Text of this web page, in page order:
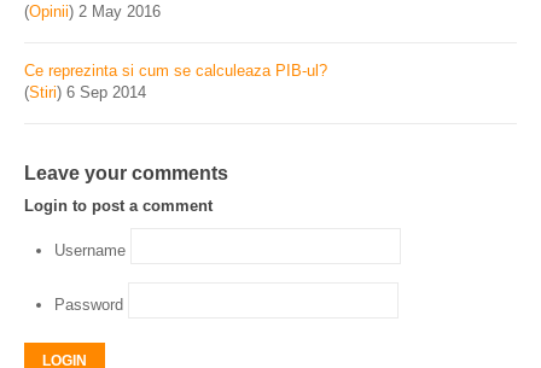
(Opinii) 2 May 2016
Ce reprezinta si cum se calculeaza PIB-ul?
(Stiri) 6 Sep 2014
Leave your comments
Login to post a comment
Username
Password
LOGIN